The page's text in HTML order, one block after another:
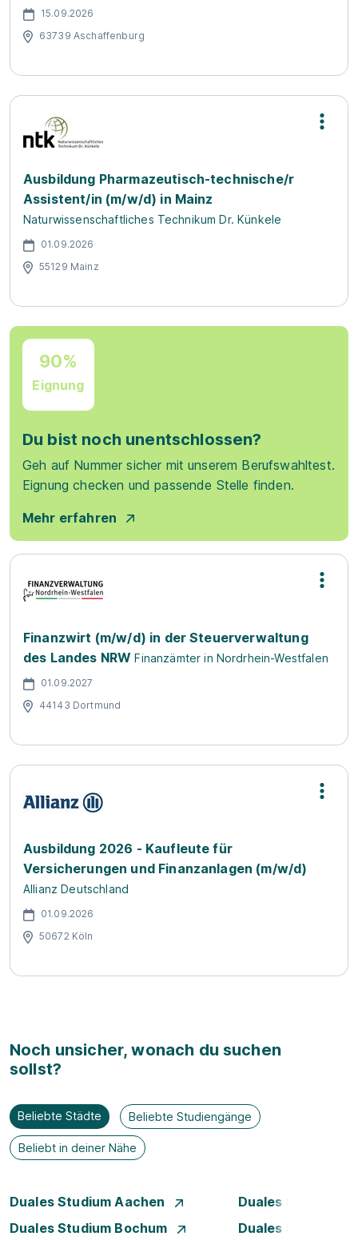
15.09.2026
63739 Aschaffenburg
Ausbildung Pharmazeutisch-technische/r
Assistent/in (m/w/d) in Mainz
Naturwissenschaftliches Technikum Dr. Künkele
01.09.2026
55129 Mainz
90%
Eignung
Du bist noch unentschlossen?
Geh auf Nummer sicher mit unserem Berufswahltest.
Eignung checken und passende Stelle finden.
Mehr erfahren
Finanzwirt (m/w/d) in der Steuerverwaltung
des Landes NRW Finanzämter in Nordrhein-Westfalen
01.09.2027
44143 Dortmund
Ausbildung 2026 - Kaufleute für
Versicherungen und Finanzanlagen (m/w/d)
Allianz Deutschland
01.09.2026
50672 Köln
Noch unsicher, wonach du suchen
sollst?
Beliebte Städte Beliebte Studiengänge
Beliebt in deiner Nähe
Duales Studium Aachen
Duales Studium
Duales Studium Bochum
Duales Studium